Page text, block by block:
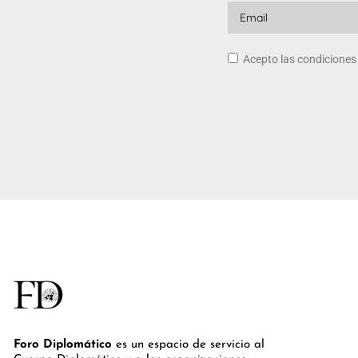
Acepto las
Foro Diplomático es un espacio de servicio al